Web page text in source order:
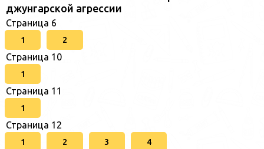
джунгарской агрессии
Страница 6
1 2
Страница 10
1
Страница 11
1
Страница 12
1 2 3 4